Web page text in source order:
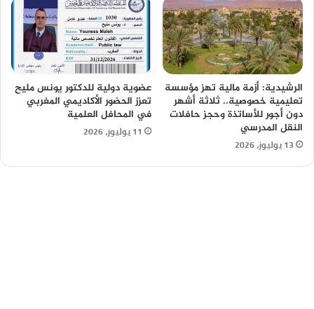
الرشيدية: أزمة مالية تهز مؤسسة
تعليمية خصوصية.. ثلاثة أشهر
دون أجور للأساتذة وحجز حافلات
النقل المدرسي
13 يوليوز، 2026
عضوية دولية للدكتور يونس مليح
تعزز الحضور الأكاديمي المغربي
في المحافل العلمية
11 يوليوز، 2026